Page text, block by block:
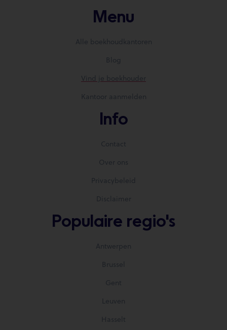
Menu
Alle boekhoudkantoren
Blog
Vind je boekhouder
Kantoor aanmelden
Info
Contact
Over ons
Privacybeleid
Disclaimer
Populaire regio's
Antwerpen
Brussel
Gent
Leuven
Hasselt